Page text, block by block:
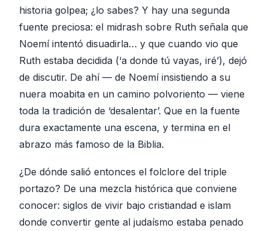
historia golpea; ¿lo sabes? Y hay una segunda
fuente preciosa: el midrash sobre Ruth señala que
Noemí intentó disuadirla… y que cuando vio que
Ruth estaba decidida (‘a donde tú vayas, iré’), dejó
de discutir. De ahí — de Noemí insistiendo a su
nuera moabita en un camino polvoriento — viene
toda la tradición de ‘desalentar’. Que en la fuente
dura exactamente una escena, y termina en el
abrazo más famoso de la Biblia.
¿De dónde salió entonces el folclore del triple
portazo? De una mezcla histórica que conviene
conocer: siglos de vivir bajo cristiandad e islam
donde convertir gente al judaísmo estaba penado